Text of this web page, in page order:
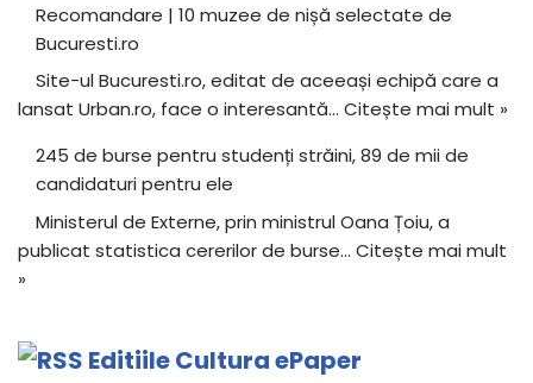
Recomandare | 10 muzee de nișă selectate de
Bucuresti.ro
Site-ul Bucuresti.ro, editat de aceeași echipă care a
lansat Urban.ro, face o interesantă… Citește mai mult »
245 de burse pentru studenți străini, 89 de mii de
candidaturi pentru ele
Ministerul de Externe, prin ministrul Oana Țoiu, a
publicat statistica cererilor de burse… Citește mai mult
»
Editiile Cultura ePaper